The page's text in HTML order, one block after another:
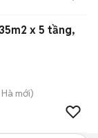
x 5 tầng,
mới)